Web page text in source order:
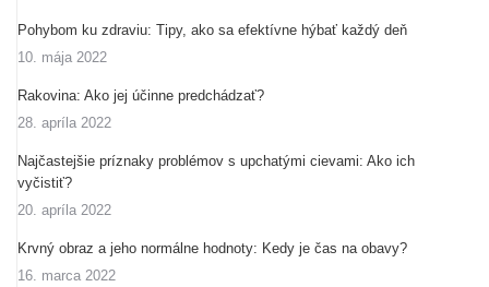
Pohybom ku zdraviu: Tipy, ako sa efektívne hýbať každý deň
10. mája 2022
Rakovina: Ako jej účinne predchádzať?
28. apríla 2022
Najčastejšie príznaky problémov s upchatými cievami: Ako ich
vyčistiť?
20. apríla 2022
Krvný obraz a jeho normálne hodnoty: Kedy je čas na obavy?
16. marca 2022